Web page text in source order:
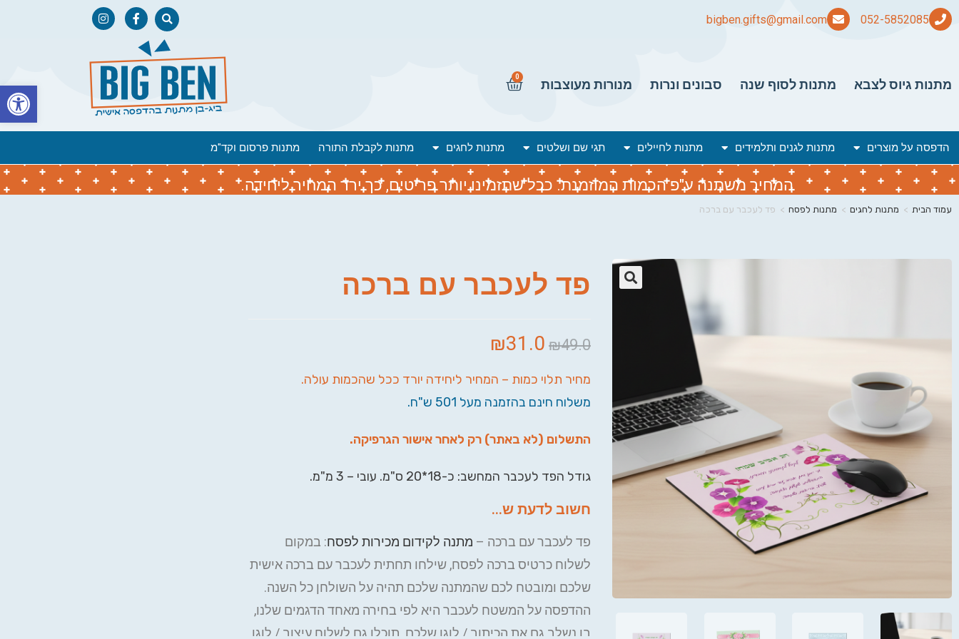
bigben.gifts@gmail.com
מתנות גיוס לצבא מתנות לסוף שנה סבונים ונרות מנורות מעוצבות
0
הדפסה על מוצרים מתנות לגנים ותלמידים מתנות לחיילים תגי שם ושלטים מתנות לחגים מתנות לקבלת התורה מתנות פרסום וקד"מ
המחיר משתנה ע"פ הכמות המוזמנת. ככל שתזמינו יותר פריטים, כך ירד המחיר ליחידה.
עמוד הבית > מתנות לחגים > מתנות לפסח > פד לעכבר עם ברכה
פד לעכבר עם ברכה
₪49.0
₪31.0
מחיר תלוי כמות – המחיר ליחידה יורד ככל שהכמות עולה.
משלוח חינם בהזמנה מעל 501 ש"ח.
התשלום (לא באתר) רק לאחר אישור הגרפיקה.
גודל הפד לעכבר המחשב: כ-18*20 ס"מ. עובי – 3 מ"מ.
חשוב לדעת ש...
פד לעכבר עם ברכה – מתנה לקידום מכירות לפסח: במקום
לשלוח כרטיס ברכה לפסח, שילחו תחתית לעכבר עם ברכה אישית
שלכם ומובטח לכם שהמתנה שלכם תהיה על השולחן כל השנה.
ההדפסה על המשטח לעכבר היא לפי בחירה מאחד הדגמים שלנו,
בו נשלב גם את הכיתוב / לוגו שלכם. תוכלו גם לשלוח עיצוב / לוגו